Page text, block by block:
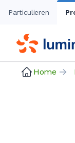
Particulieren
Home